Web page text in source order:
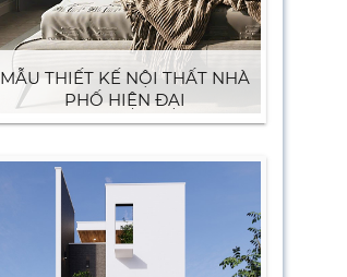
MẪU THIẾT KẾ NỘI THẤT NHÀ
PHỐ HIỆN ĐẠI